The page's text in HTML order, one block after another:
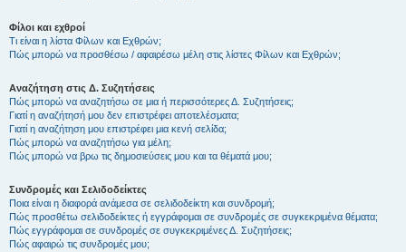
Φίλοι και εχθροί
Τι είναι η λίστα Φίλων και Εχθρών;
Πώς μπορώ να προσθέσω / αφαιρέσω μέλη στις λίστες Φίλων και Εχθρών;
Αναζήτηση στις Δ. Συζητήσεις
Πώς μπορώ να αναζητήσω σε μια ή περισσότερες Δ. Συζητήσεις;
Γιατί η αναζήτησή μου δεν επιστρέφει αποτελέσματα;
Γιατί η αναζήτηση μου επιστρέφει μια κενή σελίδα;
Πώς μπορώ να αναζητήσω για μέλη;
Πώς μπορώ να βρω τις δημοσιεύσεις μου και τα θέματά μου;
Συνδρομές και Σελιδοδείκτες
Ποια είναι η διαφορά ανάμεσα σε σελιδοδείκτη και συνδρομή;
Πώς προσθέτω σελιδοδείκτες ή εγγράφομαι σε συνδρομές σε συγκεκριμένα θέματα;
Πώς εγγράφομαι σε συνδρομές σε συγκεκριμένες Δ. Συζητήσεις;
Πώς αφαιρώ τις συνδρομές μου;